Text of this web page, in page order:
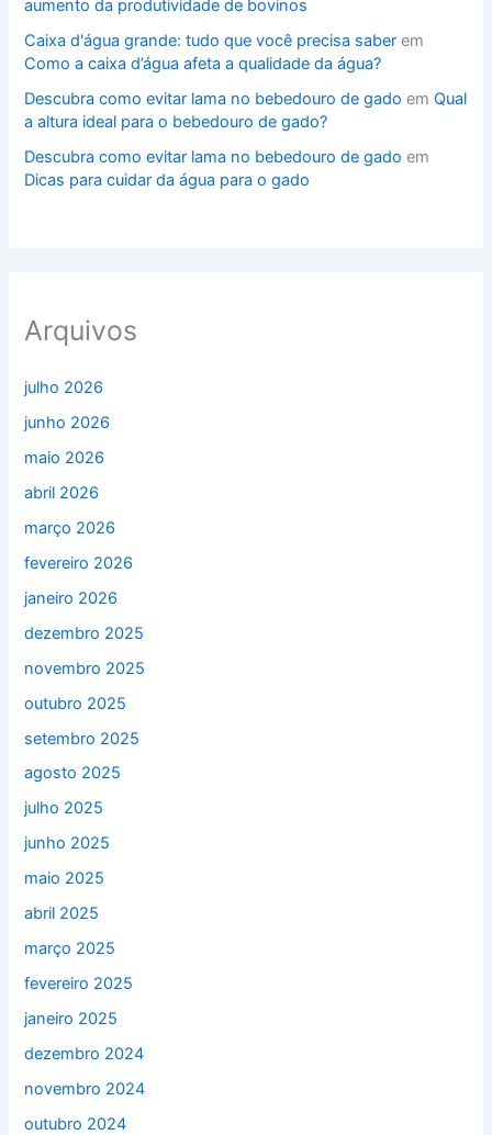
aumento da produtividade de bovinos
Caixa d'água grande: tudo que você precisa saber em
Como a caixa d’água afeta a qualidade da água?
Descubra como evitar lama no bebedouro de gado emQual
a altura ideal para o bebedouro de gado?
Descubra como evitar lama no bebedouro de gado em
Dicas para cuidar da água para o gado
Arquivos
julho 2026
junho 2026
maio 2026
abril 2026
março 2026
fevereiro 2026
janeiro 2026
dezembro 2025
novembro 2025
outubro 2025
setembro 2025
agosto 2025
julho 2025
junho 2025
maio 2025
abril 2025
março 2025
fevereiro 2025
janeiro 2025
dezembro 2024
novembro 2024
outubro 2024